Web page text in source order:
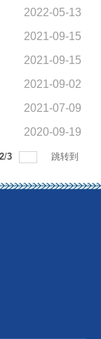
2022-05-13
2021-09-15
2021-09-15
2021-09-02
2021-07-09
2020-09-19
2/3 跳转到